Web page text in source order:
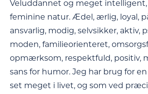
Veluddannet og meget intelligent,
feminine natur. Ædel, ærlig, loyal,
ansvarlig, modig, selvsikker, aktiv,
moden, familieorienteret,
opmærksom, respektfuld, positiv,
sans for humor. Jeg har brug for
set meget i livet, og som ved